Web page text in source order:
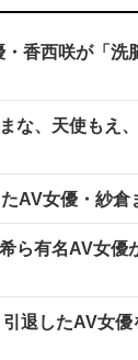
香西咲が「洗
な、天使もえ
AV女優・紗倉
ら有名AV女優
退したAV女